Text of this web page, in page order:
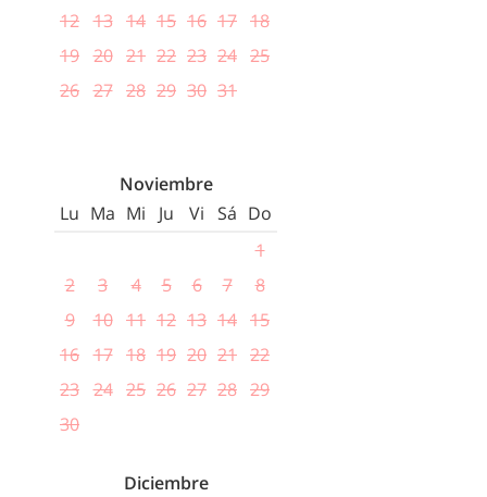
12 13 14 15 16 17 18
19 20 21 22 23 24 25
26 27 28 29 30 31
Noviembre
Lu Ma Mi Ju Vi Sá Do
1
2
3 4 5 6 7
8
9
10 11 12 13 14 15
16 17 18 19 20 21 22
23 24 25 26 27 28 29
30
Diciembre